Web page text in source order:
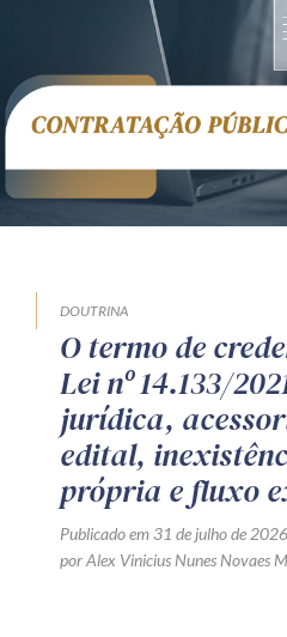
DOUTRINA
O termo de
Lei nº 14.133/
jurídica,
edital,
própria e fluxo
Publicado em 31 de julho de 2026
por Alex Vinicius Nunes Novaes